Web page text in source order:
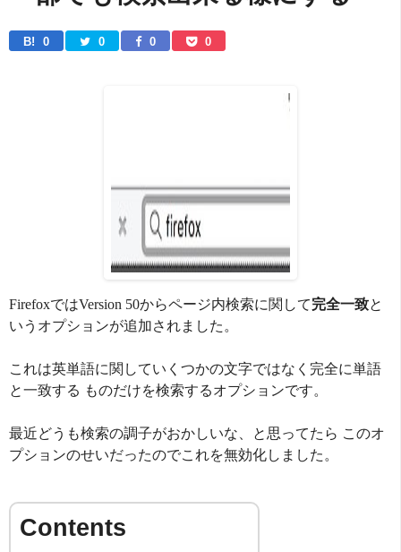
B! 0 0 0 0
FirefoxではVersion 50からページ内検索に関して完全一致と
いうオプションが追加されました。
これは英単語に関していくつかの文字ではなく完全に単語
と一致する ものだけを検索するオプションです。
最近どうも検索の調子がおかしいな、と思ってたら このオ
プションのせいだったのでこれを無効化しました。